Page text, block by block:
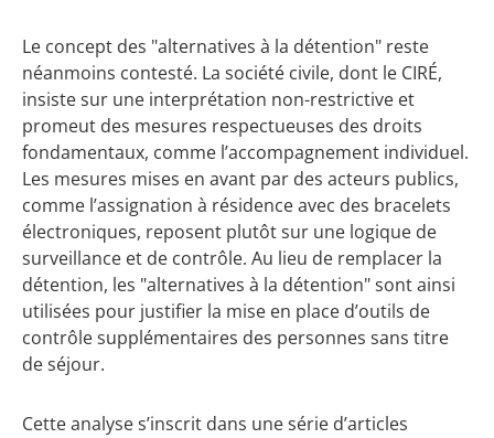
Le concept des "alternatives à la détention" reste
néanmoins contesté. La société civile, dont le CIRÉ,
insiste sur une interprétation non-restrictive et
promeut des mesures respectueuses des droits
fondamentaux, comme l’accompagnement individuel.
Les mesures mises en avant par des acteurs publics,
comme l’assignation à résidence avec des bracelets
électroniques, reposent plutôt sur une logique de
surveillance et de contrôle. Au lieu de remplacer la
détention, les "alternatives à la détention" sont ainsi
utilisées pour justifier la mise en place d’outils de
contrôle supplémentaires des personnes sans titre
de séjour.
Cette analyse s’inscrit dans une série d’articles